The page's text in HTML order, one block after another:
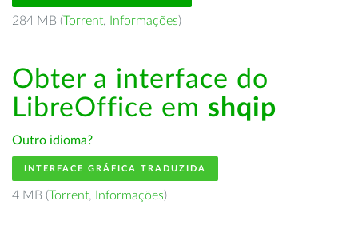
284 MB (Torrent, Informações)
Obter a interface do
LibreOffice em shqip
Outro idioma?
INTERFACE GRÁFICA TRADUZIDA
4 MB (Torrent, Informações)